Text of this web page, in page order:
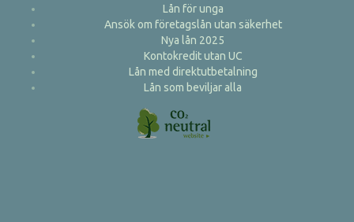
Lån för unga
Ansök om företagslån utan säkerhet
Nya lån 2025
Kontokredit utan UC
Lån med direktutbetalning
Lån som beviljar alla